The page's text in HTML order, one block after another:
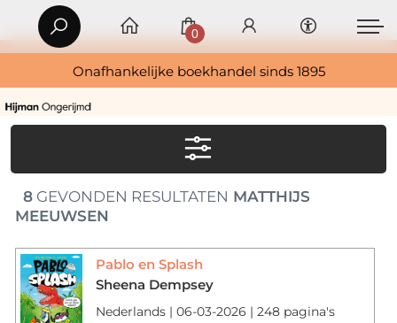
Onafhankelijke boekhandel sinds 1895
0
8GEVONDEN RESULTATEN MATTHIJS
MEEUWSEN
Pablo en Splash
Sheena Dempsey
Nederlands | 06-03-2026 | 248 pagina's